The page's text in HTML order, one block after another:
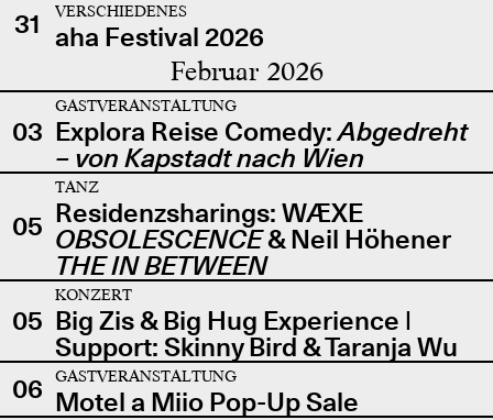
31
VERSCHIEDENES
aha Festival 2026
Februar 2026
03
GASTVERANSTALTUNG
Explora Reise Comedy:Abgedreht
– von Kapstadt nach Wien
05
TANZ
Residenzsharings: WÆXE
OBSOLESCENCE& Neil Höhener
THE IN BETWEEN
05
KONZERT
Big Zis & Big Hug Experience |
Support: Skinny Bird & Taranja Wu
06
GASTVERANSTALTUNG
Motel a Miio Pop-Up Sale